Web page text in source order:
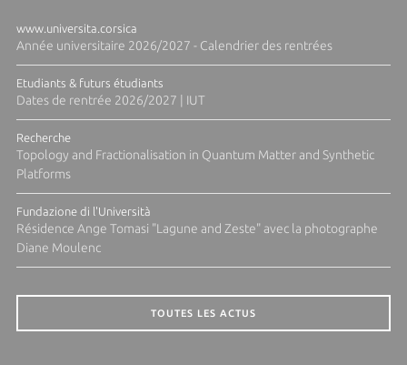
www.universita.corsica
Année universitaire 2026/2027 - Calendrier des rentrées
Etudiants & futurs étudiants
Dates de rentrée 2026/2027 | IUT
Recherche
Topology and Fractionalisation in Quantum Matter and Synthetic
Platforms
Fundazione di l'Università
Résidence Ange Tomasi "Lagune and Zeste" avec la photographe
Diane Moulenc
TOUTES LES ACTUS